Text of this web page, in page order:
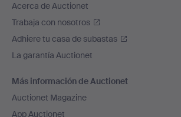
Acerca de Auctionet
Trabaja con nosotros
Adhiere tu casa de subastas
La garantía Auctionet
Más información de Auctionet
Auctionet Magazine
App Auctionet